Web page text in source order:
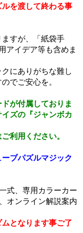
を渡して終わる事
すが、「紙袋手
アイデア等も含めま
にありがちな難し
でご安心を。
が付属しておりま
ズの『ジャンボカ
利用ください。
ブパズルマジック
式、専用カラーカー
オンライン解説案内
となります事ご了